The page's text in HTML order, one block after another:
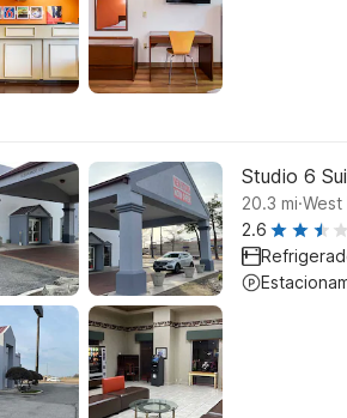
Studio 6
20.3 mi.West
2.6